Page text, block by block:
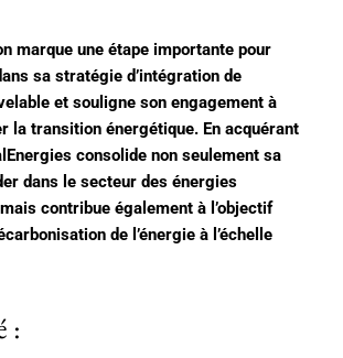
marque une étape importante pour
sa stratégie d’intégration de
et souligne son engagement à
la transition énergétique. En acquérant
consolide non seulement sa
dans le secteur des énergies
contribue également à l’objectif
de l’énergie à l’échelle
: